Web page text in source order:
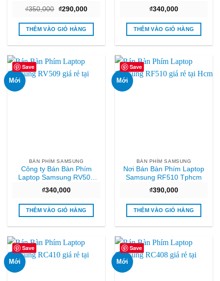
₫350,000 Giá
là:
₫350,000.
₫290,000Giá
tại
₫290,000.
THÊM VÀO GIỎ HÀNG
₫340,000
THÊM VÀO GIỎ HÀNG
Save
Mới
BÀN PHÍM SAMSUNG
Công ty Bán Bàn Phím
Laptop Samsung RV509
Chất lượng
₫340,000
THÊM VÀO GIỎ HÀNG
Save
Mới
BÀN PHÍM SAMSUNG
Nơi Bán Bàn Phím Laptop
Samsung RF510 Tphcm
₫390,000
THÊM VÀO GIỎ HÀNG
Save
Mới
Save
Mới